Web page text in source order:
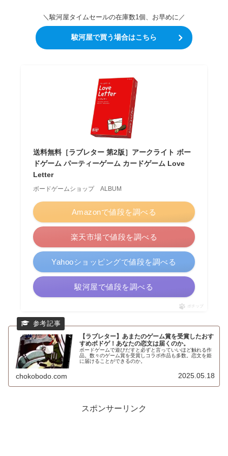
＼駿河屋タイムセールの在庫数1個、お早めに／
駿河屋で買う場合はこちら
送料無料［ラブレター 第2版］アークライト ボー
ドゲーム パーティーゲーム カードゲーム Love
Letter
ボードゲームショップ ALBUM
Amazonで値段を調べる
楽天市場で値段を調べる
Yahooショッピングで値段を調べる
駿河屋で値段を調べる
ポチップ
【ラブレター】あまたのゲーム賞を受賞したおす
すめボドゲ！あなたの恋文は届くのか。
ボードゲームで遊びだすと必ずと言っていいほど触れる作
品。数々のゲーム賞を受賞しコラボ作品も多数。恋文を姫
に届けることができるのか。
chokobodo.com 2025.05.18
スポンサーリンク